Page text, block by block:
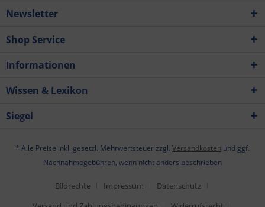
Newsletter
Shop Service
Informationen
Wissen & Lexikon
Siegel
* Alle Preise inkl. gesetzl. Mehrwertsteuer zzgl. Versandkosten und ggf.
Nachnahmegebühren, wenn nicht anders beschrieben
Bildrechte Impressum
Datenschutz